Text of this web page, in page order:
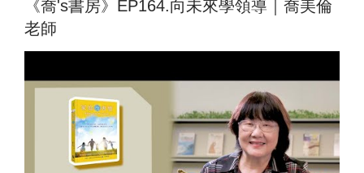
《喬's書房》EP164.向未來學領導｜喬美倫
老師